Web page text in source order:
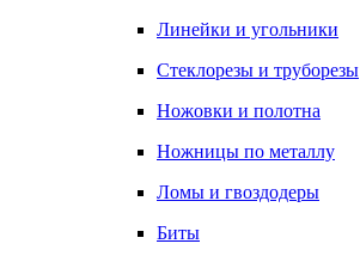
Линейки и угольники
Стеклорезы и труборезы
Ножовки и полотна
Ножницы по металлу
Ломы и гвоздодеры
Биты